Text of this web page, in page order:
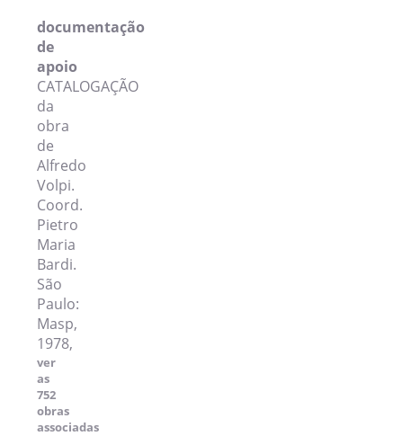
documentação
de
apoio
CATALOGAÇÃO
da
obra
de
Alfredo
Volpi.
Coord.
Pietro
Maria
Bardi.
São
Paulo:
Masp,
1978,
ver
as
752
obras
associadas